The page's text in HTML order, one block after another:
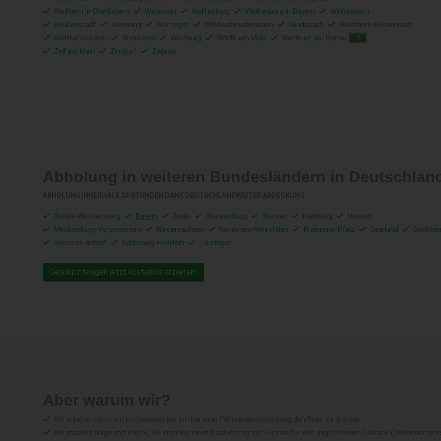
Weilheim in Oberbayern
Weismain Weißenburg Weißenburg in Bayern
Weißenhorn
Weißenstadt
Wemding Wertingen Windischeschenbach Windsbach
Wolframs-Eschenbach
Wolfratshausen
Wunsiedel Würzburg Wörth am Main Wörth an der Donau Z
Zeil am Main Zirndorf Zwiesel
Baden-Württemberg Bayern Berlin Brandenburg Bremen Hamburg
Hessen
Mecklenburg-Vorpommern
Niedersachsen Nordrhein-Westfalen Rheinland-Pfalz Saarland
Sachsen
Sachsen-Anhalt
Schleswig-Holstein Thüringen
Gebrauchtwagen jetzt kostenlos anbieten!